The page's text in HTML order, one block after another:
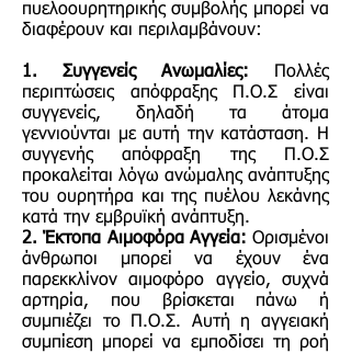
πυελοουρητηρικής συμβολής μπορεί να
διαφέρουν και περιλαμβάνουν:
1. Συγγενείς Ανωμαλίες: Πολλές
περιπτώσεις απόφραξης Π.Ο.Σ είναι
συγγενείς, δηλαδή τα άτομα
γεννιούνται με αυτή την κατάσταση. Η
συγγενής απόφραξη της Π.Ο.Σ
προκαλείται λόγω ανώμαλης ανάπτυξης
του ουρητήρα και της πυέλου λεκάνης
κατά την εμβρυϊκή ανάπτυξη.
2. Έκτοπα Αιμοφόρα Αγγεία: Ορισμένοι
άνθρωποι μπορεί να έχουν ένα
παρεκκλίνον αιμοφόρο αγγείο, συχνά
αρτηρία, που βρίσκεται πάνω ή
συμπιέζει το Π.Ο.Σ. Αυτή η αγγειακή
συμπίεση μπορεί να εμποδίσει τη ροή